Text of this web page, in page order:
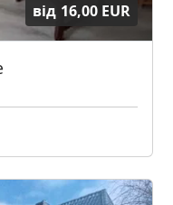
від 16,00 EUR